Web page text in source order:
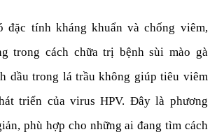
đặc tính kháng khuẩn và chống viêm,
trong cách chữa trị bệnh sùi mào gà
dầu trong lá trầu không giúp tiêu viêm
triển của virus HPV. Đây là phương
phù hợp cho những ai đang tìm cách